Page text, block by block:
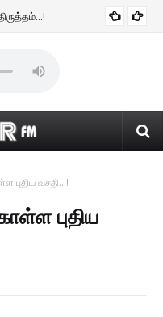
புதிய வசதி...!
புதிய